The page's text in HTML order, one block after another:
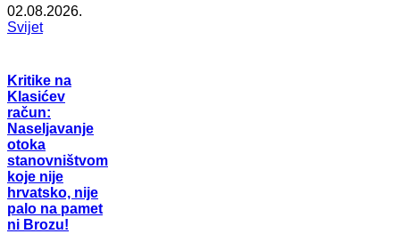
02.08.2026.
Svijet
Kritike na
Klasićev
račun:
Naseljavanje
otoka
stanovništvom
koje nije
hrvatsko, nije
palo na pamet
ni Brozu!